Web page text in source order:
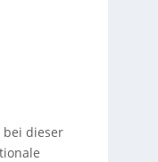
bei dieser